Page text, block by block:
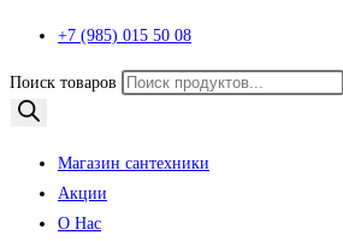
+7 (985) 015 50 08
Поиск товаров
Магазин сантехники
Акции
О Нас